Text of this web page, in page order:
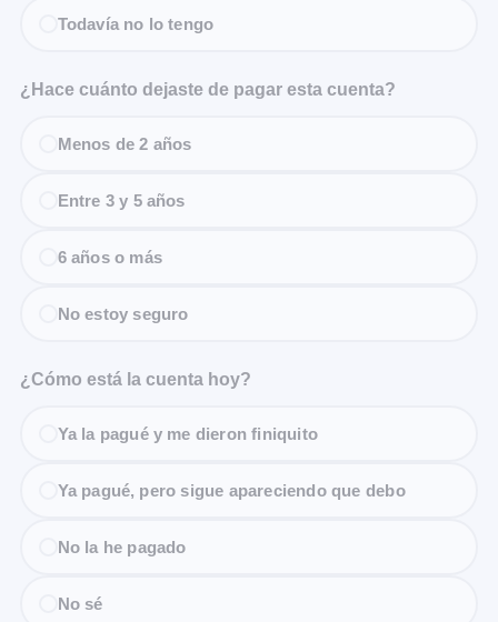
Todavía no lo tengo
¿Hace cuánto dejaste de pagar esta cuenta?
Menos de 2 años
Entre 3 y 5 años
6 años o más
No estoy seguro
¿Cómo está la cuenta hoy?
Ya la pagué y me dieron finiquito
Ya pagué, pero sigue apareciendo que debo
No la he pagado
No sé